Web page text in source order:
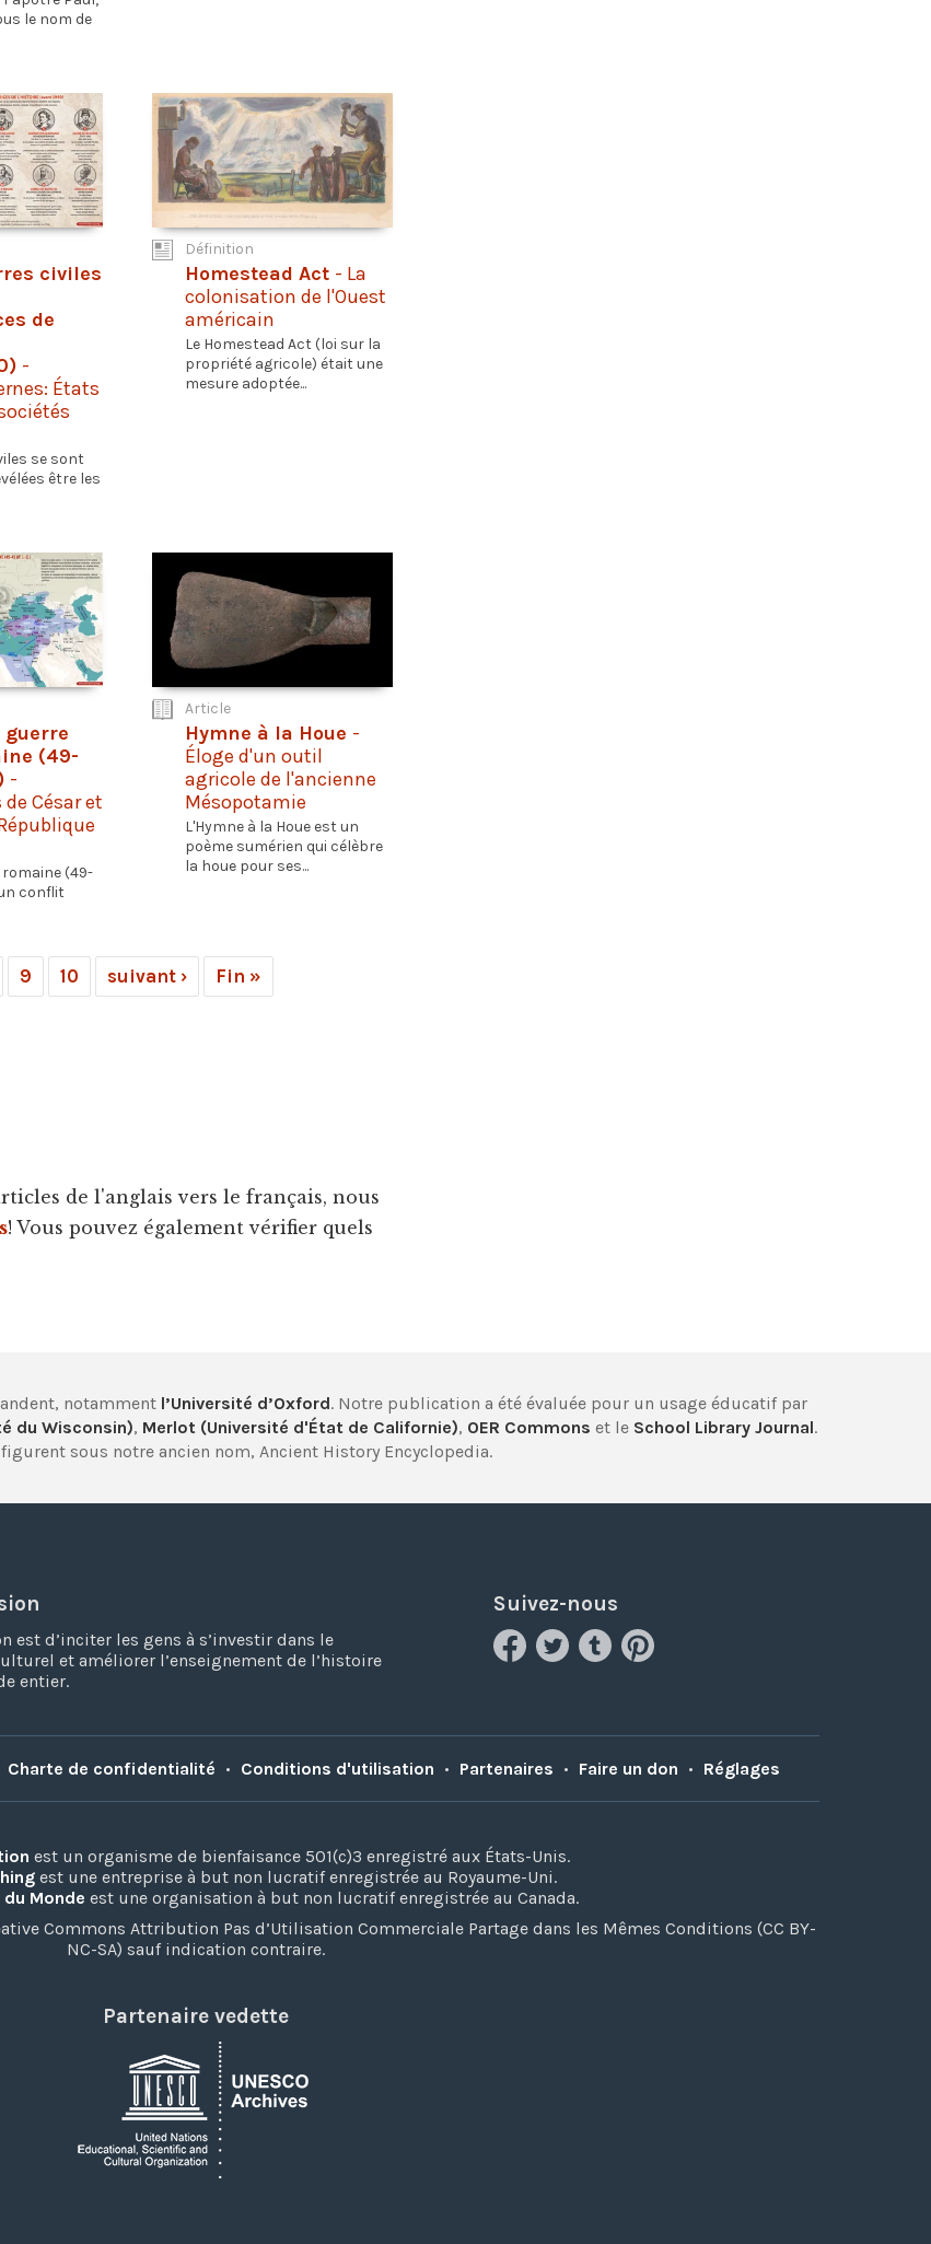
le nom de
civiles
de
-
États
se sont
être les
Définition
Homestead Act - La
colonisation de l'Ouest
américain
Le Homestead Act (loi sur la
propriété agricole) était une
mesure adoptée...
guerre
(49-
-
César et
romaine (49-
conflit
Article
Hymne à la Houe -
Éloge d'un outil
agricole de l'ancienne
Mésopotamie
L'Hymne à la Houe est un
poème sumérien qui célèbre
la houe pour ses...
9 10 suivant › Fin »
de l'anglais vers le français, nous
! Vous pouvez également vérifier quels
notamment l’Université d’Oxford. Notre publication a été évaluée pour un usage éducatif par
du Wisconsin), Merlot (Université d'État de Californie), OER Commons et le School Library Journal.
sous notre ancien nom, Ancient History Encyclopedia.
est d’inciter les gens à s’investir dans le
et améliorer l’enseignement de l’histoire
entier.
Suivez-nous
Charte de confidentialité • Conditions d'utilisation • Partenaires • Faire un don • Réglages
est un organisme de bienfaisance 501(c)3 enregistré aux États-Unis.
est une entreprise à but non lucratif enregistrée au Royaume-Uni.
Monde est une organisation à but non lucratif enregistrée au Canada.
Commons Attribution Pas d’Utilisation Commerciale Partage dans les Mêmes Conditions (CC BY-
NC-SA) sauf indication contraire.
Partenaire vedette